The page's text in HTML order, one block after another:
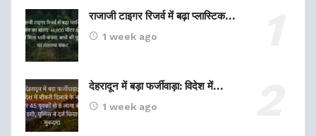
राजाजी टाइगर रिजर्व में बढ़ा प्लास्टिक…
1 week ago
देहरादून में बड़ा फर्जीवाड़ा: विदेश में…
1 week ago